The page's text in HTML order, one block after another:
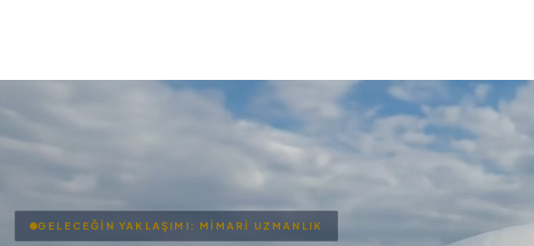
GELECEĞİN YAKLAŞIMI: MİMARİ UZMANLIK